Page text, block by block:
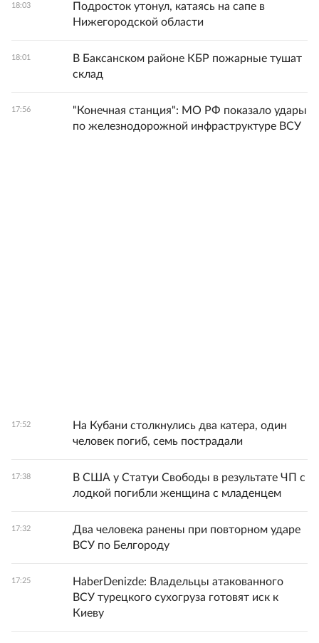
18:03
Подросток утонул, катаясь на сапе в
Нижегородской области
18:01
В Баксанском районе КБР пожарные тушат
склад
17:56
"Конечная станция": МО РФ показало удары
по железнодорожной инфраструктуре ВСУ
17:52
На Кубани столкнулись два катера, один
человек погиб, семь пострадали
17:38
В США у Статуи Свободы в результате ЧП с
лодкой погибли женщина с младенцем
17:32
Два человека ранены при повторном ударе
ВСУ по Белгороду
17:25
HaberDenizde: Владельцы атакованного
ВСУ турецкого сухогруза готовят иск к
Киеву